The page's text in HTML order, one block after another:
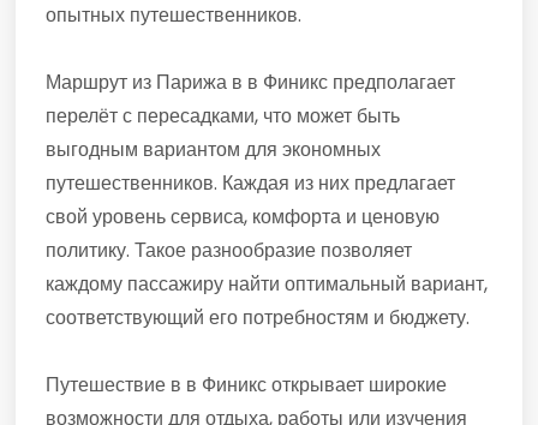
опытных путешественников.
Маршрут из Парижа в в Финикс предполагает
перелёт с пересадками, что может быть
выгодным вариантом для экономных
путешественников. Каждая из них предлагает
свой уровень сервиса, комфорта и ценовую
политику. Такое разнообразие позволяет
каждому пассажиру найти оптимальный вариант,
соответствующий его потребностям и бюджету.
Путешествие в в Финикс открывает широкие
возможности для отдыха, работы или изучения